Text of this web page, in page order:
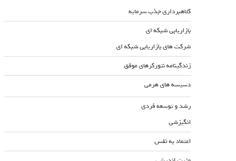
کلاهبرداری جذب سرمایه
بازاریابی شبکه ای
شرکت های بازاریابی شبکه ای
زندگینامه نتورکرهای موفق
دسیسه های هرمی
رشد و توسعه فردی
انگیزشی
اعتماد به نفس